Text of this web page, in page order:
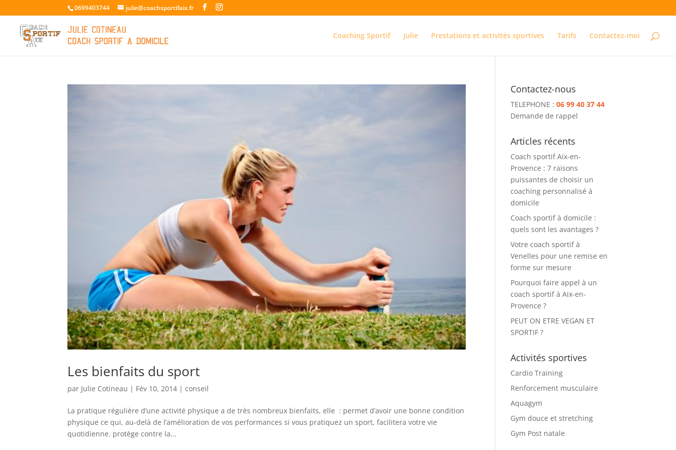
0699403744 julie@coachsportifaix.fr
Coaching Sportif Julie Prestations et activités sportives Tarifs Contactez-moi
Les bienfaits du sport
par Julie Cotineau | Fév 10, 2014 |conseil
La pratique régulière d’une activité physique a de très nombreux bienfaits, elle : permet d’avoir une bonne condition
physique ce qui, au-delà de l’amélioration de vos performances si vous pratiquez un sport, facilitera votre vie
quotidienne. protège contre la...
Contactez-nous
TELEPHONE : 06 99 40 37 44
Demande de rappel
Articles récents
Coach sportif Aix-en-
Provence : 7 raisons
puissantes de choisir un
coaching personnalisé à
domicile
Coach sportif à domicile :
quels sont les avantages ?
Votre coach sportif à
Venelles pour une remise en
forme sur mesure
Pourquoi faire appel à un
coach sportif à Aix-en-
Provence ?
PEUT ON ETRE VEGAN ET
SPORTIF ?
Activités sportives
Cardio Training
Renforcement musculaire
Aquagym
Gym douce et stretching
Gym Post natale